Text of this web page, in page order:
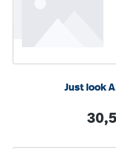
Just look